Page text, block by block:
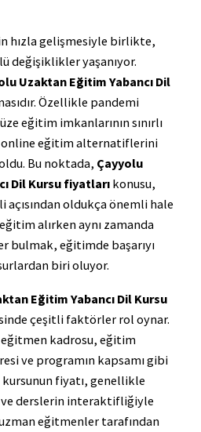
hızla gelişmesiyle birlikte,
değişiklikler yaşanıyor.
Uzaktan Eğitim Yabancı Dil
Özellikle pandemi
eğitim imkanlarının sınırlı
online eğitim alternatiflerini
Bu noktada, Çayyolu
Dil Kursu fiyatları konusu,
açısından oldukça önemli hale
alırken aynı zamanda
bulmak, eğitimde başarıyı
biri oluyor.
Eğitim Yabancı Dil Kursu
çeşitli faktörler rol oynar.
eğitmen kadrosu, eğitim
ve programın kapsamı gibi
fiyatı, genellikle
derslerin interaktifliğiyle
uzman eğitmenler tarafından